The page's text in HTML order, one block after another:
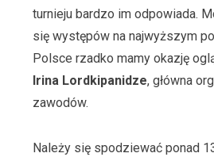
turnieju bardzo im odpowiada.
się występów na najwyższym
Polsce rzadko mamy okazję
Irina Lordkipanidze, główna
zawodów.
Należy się spodziewać ponad